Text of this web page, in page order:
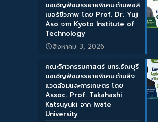
ขอเชิญฟังบรรยายพิเศษด้านพอลิ
เมอร์ชีวภาพ โดย Prof. Dr. Yuji
Aso จาก Kyoto Institute of
Technology
สิงหาคม 3, 2026
คณะวิศวกรรมศาสตร์ มทร.ธัญบุรี
ขอเชิญฟังบรรยายพิเศษด้านสิ่ง
แวดล้อมและการเกษตร โดย
Assoc. Prof. Takahashi
Katsuyuki จาก Iwate
University